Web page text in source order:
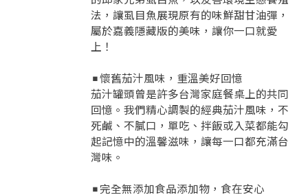
法，讓虱目魚展現原有的味鮮甜甘油彈，
屬於嘉義隱藏版的美味，讓你一口就愛
上！
◾️懷舊茄汁風味，重溫美好回憶
茄汁罐頭曾是許多台灣家庭餐桌上的共同
回憶。我們精心調製的經典茄汁風味，不
死鹹、不膩口，單吃、拌飯或入菜都能勾
起記憶中的溫馨滋味，讓每一口都充滿台
灣味。
◾️完全無添加食品添加物，食在安心